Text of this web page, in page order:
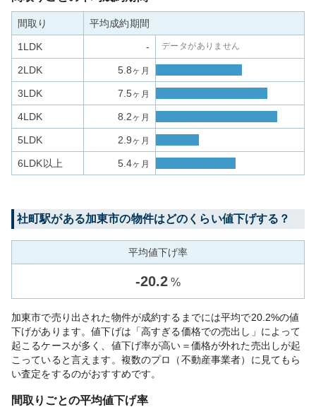
間取り 平均成約期間
1LDK - データがありません
2LDK 5.8ヶ月
3LDK 7.5ヶ月
4LDK 8.2ヶ月
5LDK 2.9ヶ月
6LDK以上 5.4ヶ月
社町駅がある加東市の物件はどのくらい値下げする？
平均値下げ率
-20.2 %
加東市で売り出された物件が成約するまでには平均で20.2%の値
下げがあります。値下げは「高すぎる価格での売出し」によって
起こるケースが多く、値下げ率が高い＝価格が外れた売出しが起
こっていると言えます。複数のプロ（不動産事業者）に見てもら
い査定をするのがおすすめです。
間取りごとの平均値下げ率